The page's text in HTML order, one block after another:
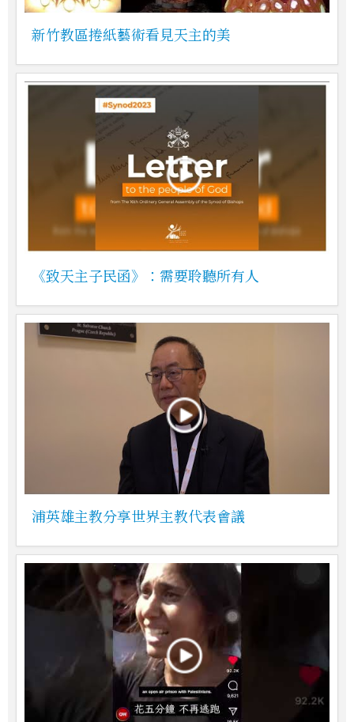
新竹教區捲紙藝術看見天主的美
《致天主子民函》：需要聆聽所有人
浦英雄主教分享世界主教代表會議